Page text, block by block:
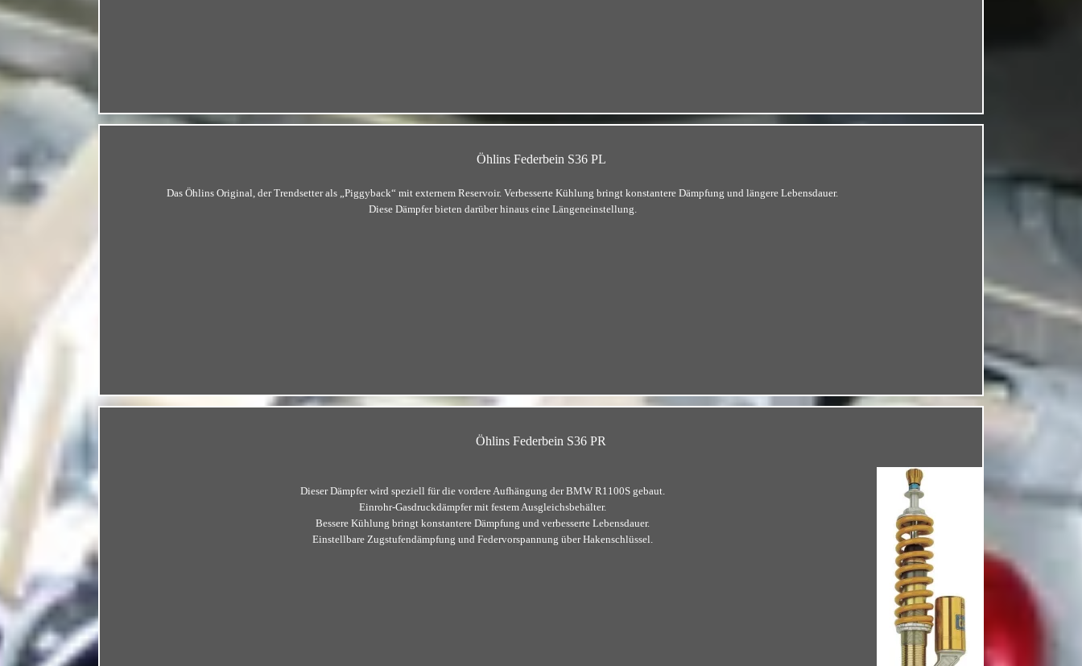
Öhlins Federbein S36 PL
Das Öhlins Original, der Trendsetter als „Piggyback“ mit externem Reservoir. Verbesserte Kühlung bringt konstantere Dämpfung und längere Lebensdauer.
Diese Dämpfer bieten darüber hinaus eine Längeneinstellung.
Öhlins Federbein S36 PR
Dieser Dämpfer wird speziell für die vordere Aufhängung der BMW R1100S gebaut.
Einrohr-Gasdruckdämpfer mit festem Ausgleichsbehälter.
Bessere Kühlung bringt konstantere Dämpfung und verbesserte Lebensdauer.
Einstellbare Zugstufendämpfung und Federvorspannung über Hakenschlüssel.